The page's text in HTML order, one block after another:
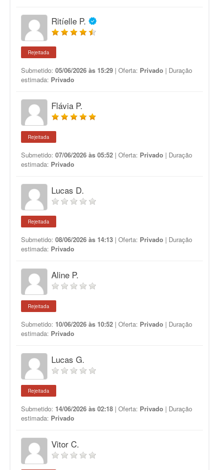
Ritíelle P.
Rejeitada
Submetido: 05/06/2026 às 15:29 | Oferta: Privado | Duração
estimada: Privado
Flávia P.
Rejeitada
Submetido: 07/06/2026 às 05:52 | Oferta: Privado | Duração
estimada: Privado
Lucas D.
Rejeitada
Submetido: 08/06/2026 às 14:13 | Oferta: Privado | Duração
estimada: Privado
Aline P.
Rejeitada
Submetido: 10/06/2026 às 10:52 | Oferta: Privado | Duração
estimada: Privado
Lucas G.
Rejeitada
Submetido: 14/06/2026 às 02:18 | Oferta: Privado | Duração
estimada: Privado
Vitor C.